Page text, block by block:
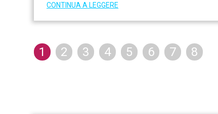
CONTINUA A LEGGERE
1 2 3 4 5 6 7 8